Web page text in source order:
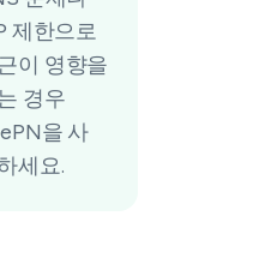
제한으로
이 영향을
경우
을 사
세요.